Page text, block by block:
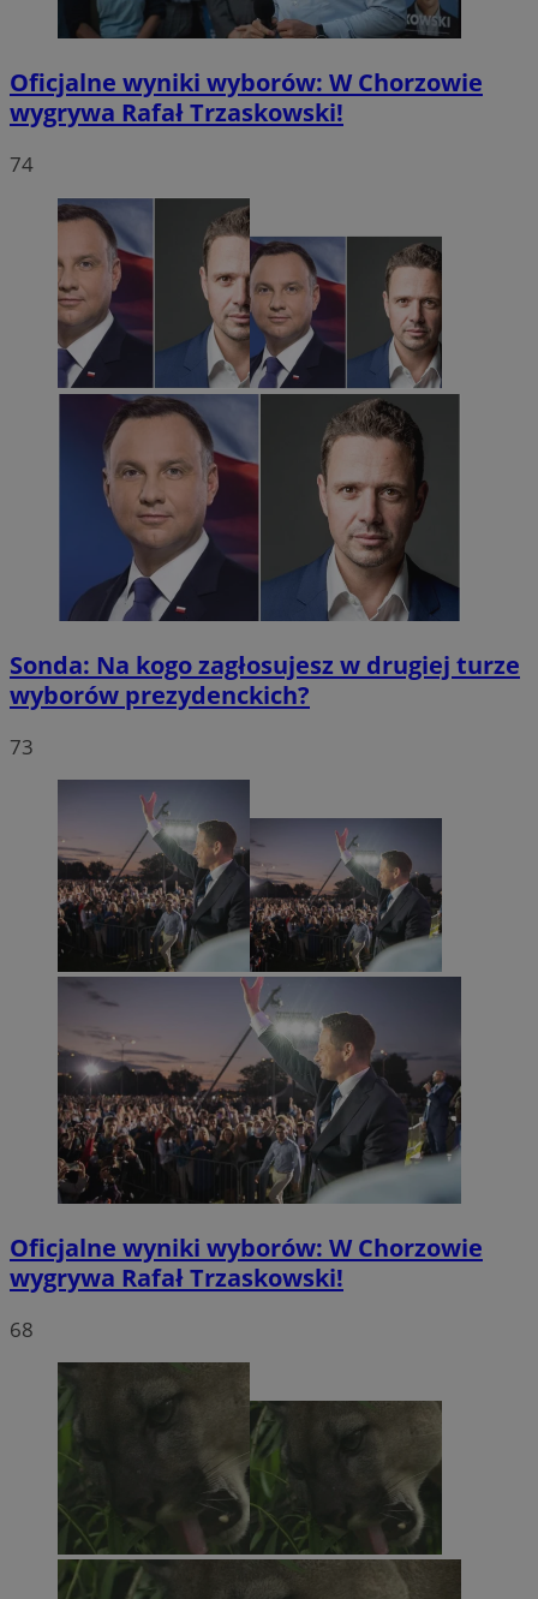
Oficjalne wyniki wyborów: W Chorzowie
wygrywa Rafał Trzaskowski!
74
Sonda: Na kogo zagłosujesz w drugiej turze
wyborów prezydenckich?
73
Oficjalne wyniki wyborów: W Chorzowie
wygrywa Rafał Trzaskowski!
68